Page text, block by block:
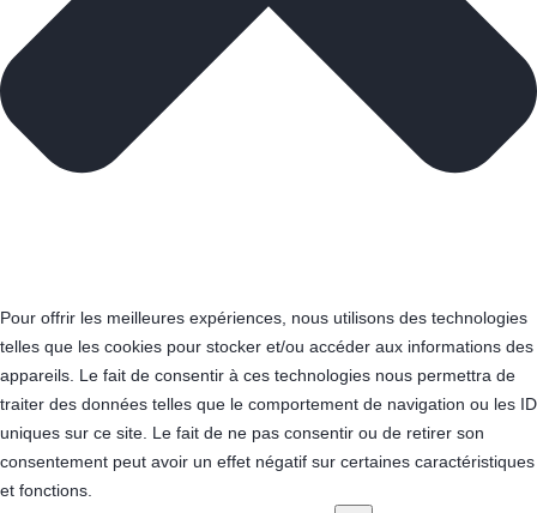
Pour offrir les meilleures expériences, nous utilisons des technologies
telles que les cookies pour stocker et/ou accéder aux informations des
appareils. Le fait de consentir à ces technologies nous permettra de
traiter des données telles que le comportement de navigation ou les ID
uniques sur ce site. Le fait de ne pas consentir ou de retirer son
consentement peut avoir un effet négatif sur certaines caractéristiques
et fonctions.